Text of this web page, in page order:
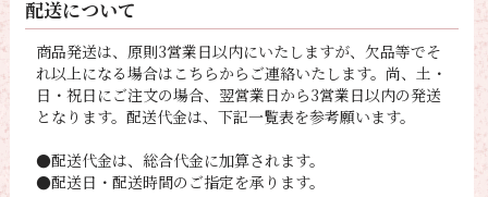
配送について
商品発送は、原則3営業日以内にいたしますが、欠品等でそ
れ以上になる場合はこちらからご連絡いたします。尚、土・
日・祝日にご注文の場合、翌営業日から3営業日以内の発送
となります。配送代金は、下記一覧表を参考願います。
●配送代金は、総合代金に加算されます。
●配送日・配送時間のご指定を承ります。